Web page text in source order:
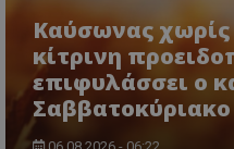
Καύσωνας χωρίς
κίτρινη
επιφυλάσσει ο
Σαββατοκύριακο